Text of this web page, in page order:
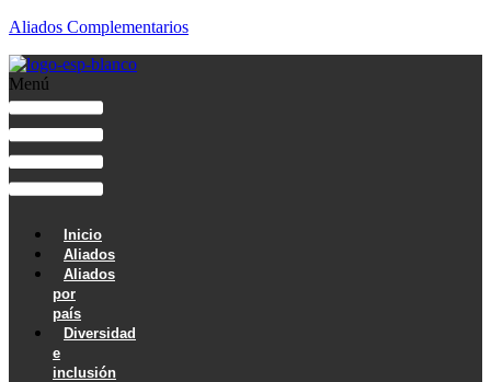
Aliados Complementarios
Menú
Inicio
Aliados
Aliados
por
país
Diversidad
e
inclusión